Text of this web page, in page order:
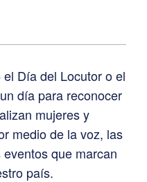
Día del Locutor o el
día para reconocer
mujeres y
medio de la voz, las
que marcan
país.